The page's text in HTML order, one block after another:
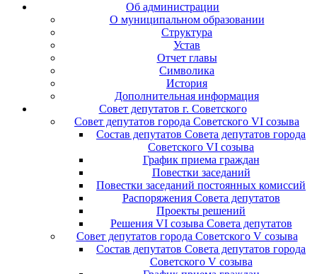
Об администрации
О муниципальном образовании
Структура
Устав
Отчет главы
Символика
История
Дополнительная информация
Совет депутатов г. Советского
Совет депутатов города Советского VI созыва
Состав депутатов Совета депутатов города
Советского VI созыва
График приема граждан
Повестки заседаний
Повестки заседаний постоянных комиссий
Распоряжения Совета депутатов
Проекты решений
Решения VI созыва Совета депутатов
Совет депутатов города Советского V созыва
Состав депутатов Совета депутатов города
Советского V созыва